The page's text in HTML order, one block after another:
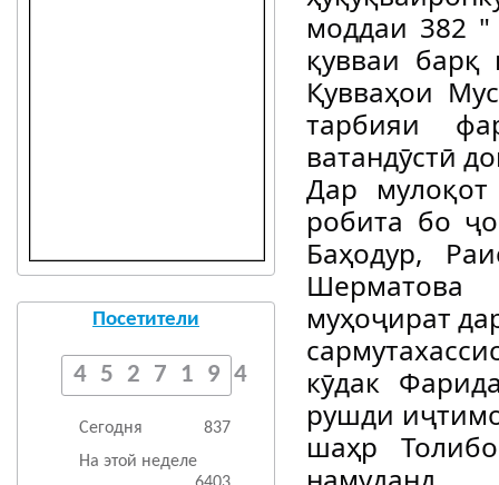
Посетители
4527194
Сегодня
837
На этой неделе
моддаи 382
қувваи
Қувваҳои
тарбияи
ватандӯстӣ
Дар
робита бо
Баҳодур,
Шерматова
муҳоҷират
кӯдак
рушди
шаҳр